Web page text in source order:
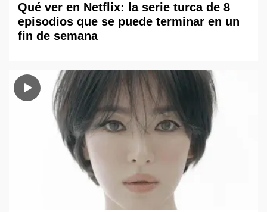
Qué ver en Netflix: la serie turca de 8
episodios que se puede terminar en un
fin de semana